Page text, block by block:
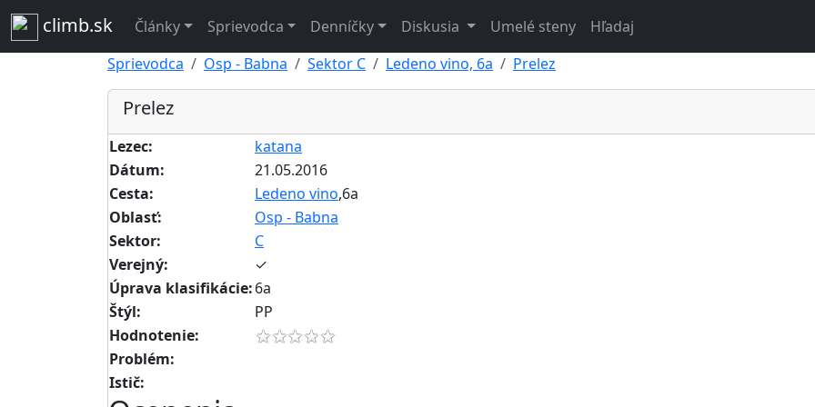
climb.sk Články Sprievodca Denníčky Diskusia Umelé steny Hľadaj
Sprievodca
Osp - Babna Sektor C Ledeno vino, 6a Prelez
Prelez
Lezec:
katana
Dátum:
21.05.2016
Cesta:
Ledeno vino,6a
Oblasť:
Osp - Babna
Sektor:
C
Verejný:
✓
Úprava klasifikácie:6a
Štýl:
PP
Hodnotenie:
Problém:
Istič: